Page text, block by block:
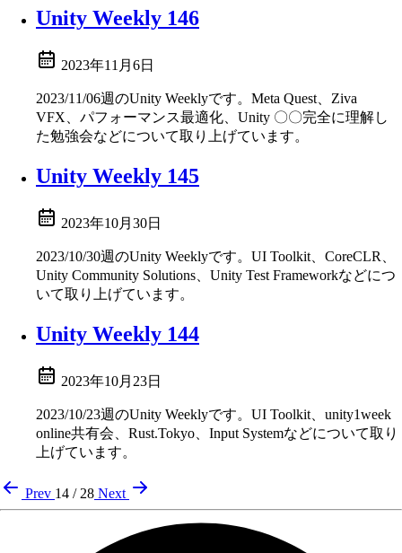
Unity Weekly 146
2023年11月6日
2023/11/06週のUnity Weeklyです。Meta Quest、Ziva
VFX、パフォーマンス最適化、Unity 〇〇完全に理解し
た勉強会などについて取り上げています。
Unity Weekly 145
2023年10月30日
2023/10/30週のUnity Weeklyです。UI Toolkit、CoreCLR、
Unity Community Solutions、Unity Test Frameworkなどにつ
いて取り上げています。
Unity Weekly 144
2023年10月23日
2023/10/23週のUnity Weeklyです。UI Toolkit、unity1week
online共有会、Rust.Tokyo、Input Systemなどについて取り
上げています。
Prev 14 / 28 Next